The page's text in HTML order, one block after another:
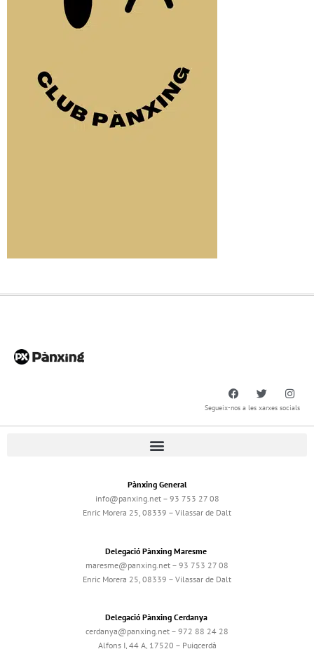
Segueix-nos a les xarxes socials
Pànxing General
info@panxing.net – 93 753 27 08
Enric Morera 25, 08339 – Vilassar de Dalt
Delegació Pànxing Maresme
maresme@panxing.net – 93 753 27 08
Enric Morera 25, 08339 – Vilassar de Dalt
Delegació Pànxing Cerdanya
cerdanya@panxing.net – 972 88 24 28
Alfons I, 44 A, 17520 – Puigcerdà